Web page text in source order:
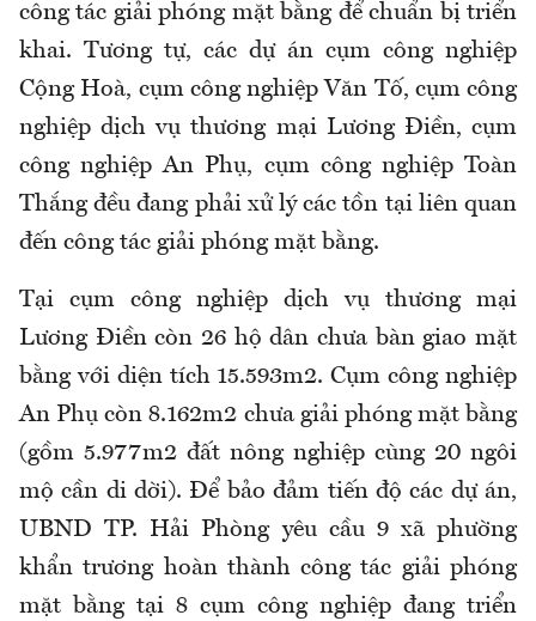
công tác giải phóng mặt bằng để chuẩn bị triển
khai. Tương tự, các dự án cụm công nghiệp
Cộng Hoà, cụm công nghiệp Văn Tố, cụm công
nghiệp dịch vụ thương mại Lương Điền, cụm
công nghiệp An Phụ, cụm công nghiệp Toàn
Thắng đều đang phải xử lý các tồn tại liên quan
đến công tác giải phóng mặt bằng.
Tại cụm công nghiệp dịch vụ thương mại
Lương Điền còn 26 hộ dân chưa bàn giao mặt
bằng với diện tích 15.593m2. Cụm công nghiệp
An Phụ còn 8.162m2 chưa giải phóng mặt bằng
(gồm 5.977m2 đất nông nghiệp cùng 20 ngôi
mộ cần di dời). Để bảo đảm tiến độ các dự án,
UBND TP. Hải Phòng yêu cầu 9 xã phường
khẩn trương hoàn thành công tác giải phóng
mặt bằng tại 8 cụm công nghiệp đang triển